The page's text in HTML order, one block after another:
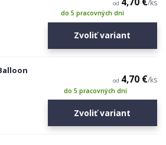
od /ks
do 5 pracovných dní
Zvoliť variant
od 4,70 €/ks
do 5 pracovných dní
Zvoliť variant